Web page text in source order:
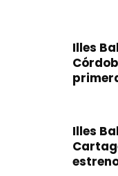
Illes
Illes